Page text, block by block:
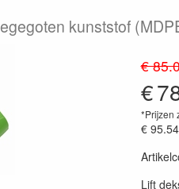
kunststof
€
€
*Prijzen
€ 95.54
Lift